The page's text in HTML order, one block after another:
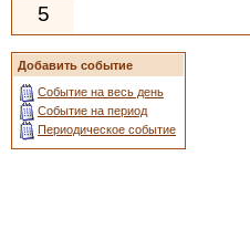
5
Добавить событие
Событие на весь день
Событие на период
Периодическое событие